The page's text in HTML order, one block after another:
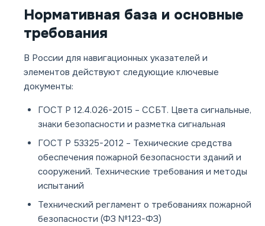
Нормативная база и основные
требования
В России для навигационных указателей и
элементов действуют следующие ключевые
документы:
ГОСТ Р 12.4.026-2015 – ССБТ. Цвета сигнальные,
знаки безопасности и разметка сигнальная
ГОСТ Р 53325-2012 – Технические средства
обеспечения пожарной безопасности зданий и
сооружений. Технические требования и методы
испытаний
Технический регламент о требованиях пожарной
безопасности (ФЗ №123-ФЗ)